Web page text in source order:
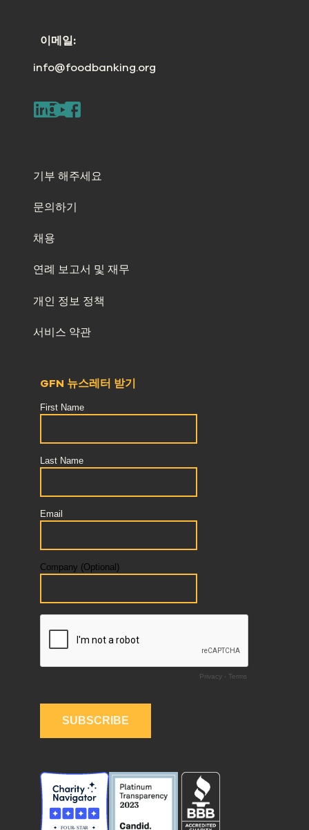
이메일:
info@foodbanking.org
기부 해주세요
문의하기
채용
연례 보고서 및 재무
개인 정보 정책
서비스 약관
GFN 뉴스레터 받기